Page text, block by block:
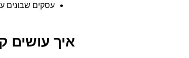
עסקים שבונים
איך עושים